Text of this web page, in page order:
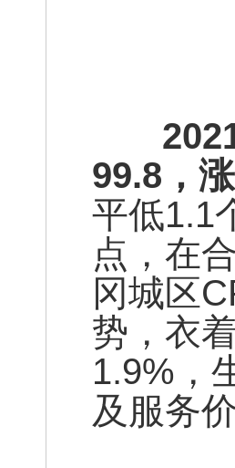
2021
99.8，
平低1.1
点，在
冈城区
势，衣
1.9%，
及服务